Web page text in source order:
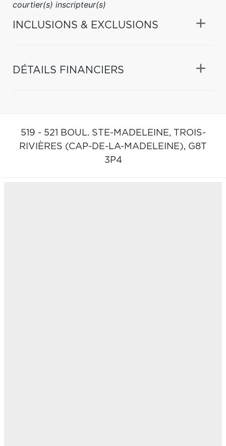
courtier(s) inscripteur(s)
INCLUSIONS & EXCLUSIONS
DÉTAILS FINANCIERS
519 - 521 BOUL. STE-MADELEINE, TROIS-
RIVIÈRES (CAP-DE-LA-MADELEINE), G8T
3P4